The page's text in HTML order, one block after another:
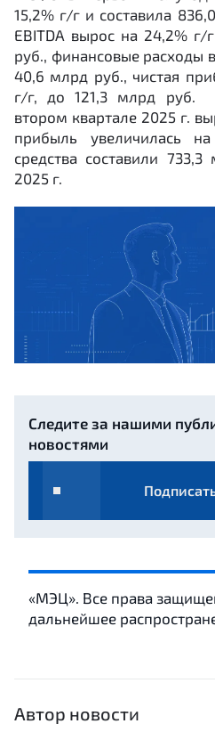
15,2% г/г и составила
EBITDA вырос на 24,2% г/
руб., финансовые расходы
40,6 млрд руб., чистая
г/г, до 121,3 млрд руб.
втором квартале 2025 г.
прибыль увеличилась
средства составили
2025 г.
Следите за нашими
новостями
«МЭЦ». Все права
дальнейшее
Автор новости